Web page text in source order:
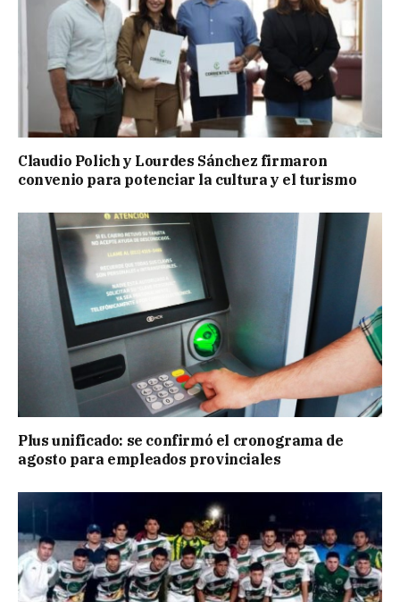
Claudio Polich y Lourdes Sánchez firmaron
convenio para potenciar la cultura y el turismo
Plus unificado: se confirmó el cronograma de
agosto para empleados provinciales